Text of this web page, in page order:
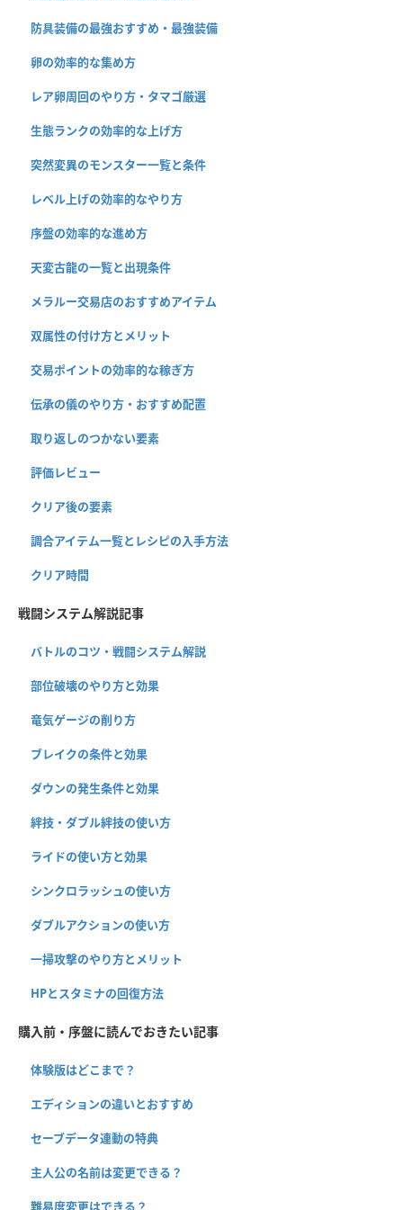
防具装備の最強おすすめ・最強装備
卵の効率的な集め方
レア卵周回のやり方・タマゴ厳選
生態ランクの効率的な上げ方
突然変異のモンスター一覧と条件
レベル上げの効率的なやり方
序盤の効率的な進め方
天変古龍の一覧と出現条件
メラルー交易店のおすすめアイテム
双属性の付け方とメリット
交易ポイントの効率的な稼ぎ方
伝承の儀のやり方・おすすめ配置
取り返しのつかない要素
評価レビュー
クリア後の要素
調合アイテム一覧とレシピの入手方法
クリア時間
戦闘システム解説記事
バトルのコツ・戦闘システム解説
部位破壊のやり方と効果
竜気ゲージの削り方
ブレイクの条件と効果
ダウンの発生条件と効果
絆技・ダブル絆技の使い方
ライドの使い方と効果
シンクロラッシュの使い方
ダブルアクションの使い方
一掃攻撃のやり方とメリット
HPとスタミナの回復方法
購入前・序盤に読んでおきたい記事
体験版はどこまで？
エディションの違いとおすすめ
セーブデータ連動の特典
主人公の名前は変更できる？
難易度変更はできる？